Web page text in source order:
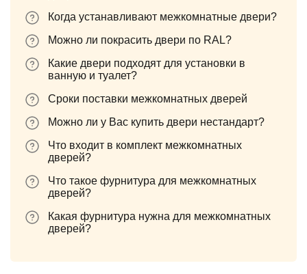
Когда устанавливают межкомнатные двери?
Можно ли покрасить двери по RAL?
Какие двери подходят для установки в
ванную и туалет?
Сроки поставки межкомнатных дверей
Можно ли у Вас купить двери нестандарт?
Что входит в комплект межкомнатных
дверей?
Что такое фурнитура для межкомнатных
дверей?
Какая фурнитура нужна для межкомнатных
дверей?